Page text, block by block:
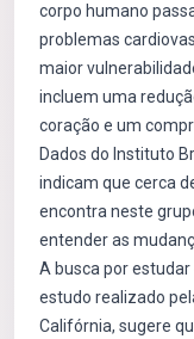
corpo humano
problemas
maior
incluem uma
coração e um
Dados do Instituto
indicam que cerca
encontra neste
entender as
A busca por
estudo realizado
Califórnia, sugere